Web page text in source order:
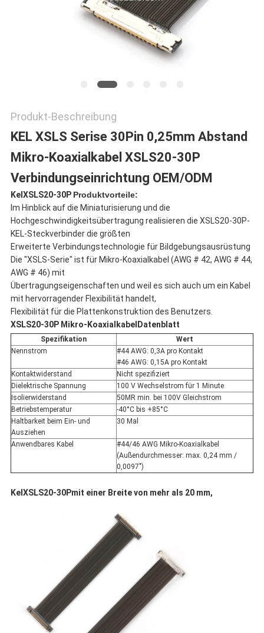
DATENSCHUTZRICHTLINIE
Produkt-Beschreibung
KEL XSLS Serise 30Pin 0,25mm Abstand
Mikro-Koaxialkabel XSLS20-30P
Verbindungseinrichtung OEM/ODM
Kel XSLS20-30P Produktvorteile:
Im Hinblick auf die Miniaturisierung und die
Hochgeschwindigkeitsübertragung realisieren die XSLS20-30P-
KEL-Steckverbinder die größten
Erweiterte Verbindungstechnologie für Bildgebungsausrüstung
Die "XSLS-Serie" ist für Mikro-Koaxialkabel (AWG # 42, AWG # 44,
AWG # 46) mit
Übertragungseigenschaften und weil es sich auch um ein Kabel
mit hervorragender Flexibilität handelt,
Flexibilität für die Plattenkonstruktion des Benutzers.
XSLS20-30P Mikro-Koaxialkabel Datenblatt
Spezifikation
Wert
Nennstrom
#44 AWG: 0,3A pro Kontakt
#46 AWG: 0,15A pro Kontakt
Kontaktwiderstand
Nicht spezifiziert
Dielektrische Spannung
100 V Wechselstrom für 1 Minute
Isolierwiderstand
50MR min. bei 100V Gleichstrom
Betriebstemperatur
-40°C bis +85°C
Haltbarkeit beim Ein- und
Ausziehen
30 Mal
Anwendbares Kabel
#44/46 AWG Mikro-Koaxialkabel
(Außendurchmesser: max. 0,24 mm /
0,0097")
Kel XSLS20-30Pmit einer Breite von mehr als 20 mm,